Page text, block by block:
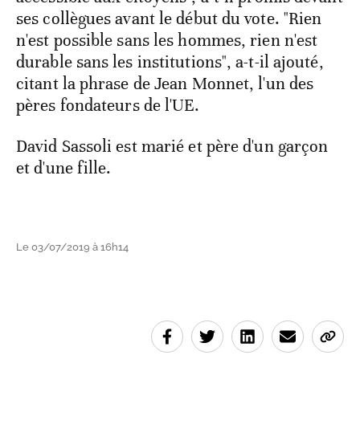
ses collègues avant le début du vote. "Rien
n'est possible sans les hommes, rien n'est
durable sans les institutions", a-t-il ajouté,
citant la phrase de Jean Monnet, l'un des
pères fondateurs de l'UE.
David Sassoli est marié et père d'un garçon
et d'une fille.
Le 03/07/2019 à 16h14